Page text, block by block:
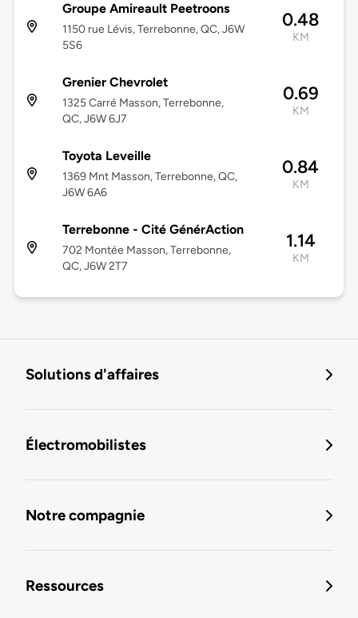
Groupe Amireault Peetroons
1150 rue Lévis, Terrebonne, QC, J6W
5S6
0.48
KM
Grenier Chevrolet
1325 Carré Masson, Terrebonne,
QC, J6W 6J7
0.69
KM
Toyota Leveille
1369 Mnt Masson, Terrebonne, QC,
J6W 6A6
0.84
KM
Terrebonne - Cité GénérAction
702 Montée Masson, Terrebonne,
QC, J6W 2T7
1.14
KM
Solutions d'affaires
Électromobilistes
Notre compagnie
Ressources